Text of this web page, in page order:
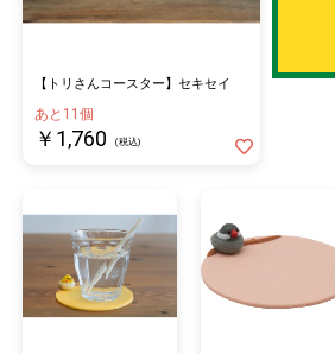
【トリさんコースター】セキセイ
あと11個
￥1,760 (税込)